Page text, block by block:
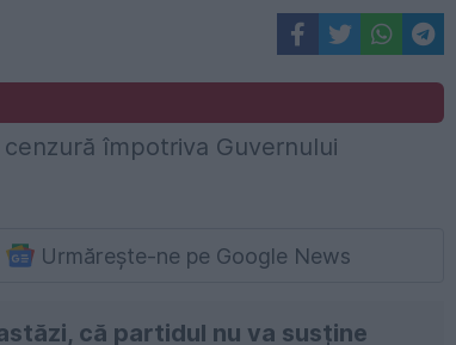
Urmărește-ne pe Google News
că partidul nu va susține